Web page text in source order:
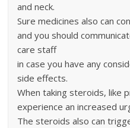
and neck.
Sure medicines also can
and you should
care staff
in case you have any
side effects.
When taking steroids, like
experience an increased
The steroids also can